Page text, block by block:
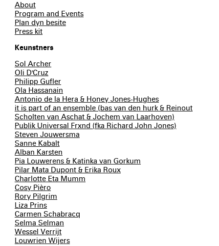
About
Program and Events
Plan dyn besite
Press kit
Keunstners
Sol Archer
Oli D'Cruz
Philipp Gufler
Ola Hassanain
Antonio de la Hera & Honey Jones-Hughes
it is part of an ensemble (bas van den hurk & Reinout
Scholten van Aschat & Jochem van Laarhoven)
Publik Universal Frxnd (fka Richard John Jones)
Steven Jouwersma
Sanne Kabalt
Alban Karsten
Pia Louwerens & Katinka van Gorkum
Pilar Mata Dupont & Erika Roux
Charlotte Eta Mumm
Cosy Pièro
Rory Pilgrim
Liza Prins
Carmen Schabracq
Selma Selman
Wessel Verrijt
Louwrien Wijers